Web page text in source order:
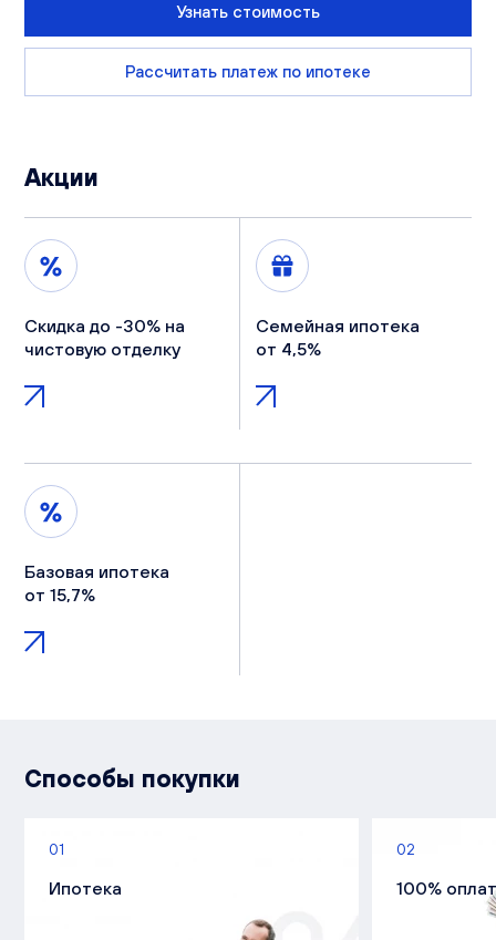
Узнать стоимость
Рассчитать платеж по ипотеке
Акции
Скидка до -30% на
чистовую отделку
Семейная ипотека
от 4,5%
Базовая ипотека
от 15,7%
Способы покупки
01
Ипотека
02
100%